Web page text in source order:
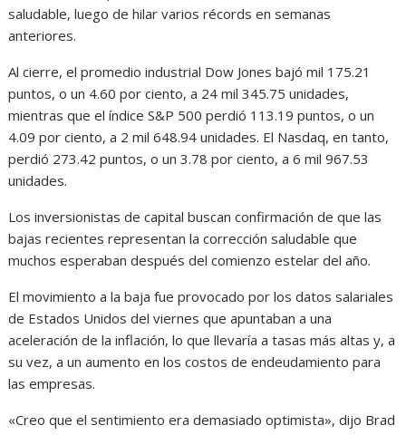
saludable, luego de hilar varios récords en semanas
anteriores.
Al cierre, el promedio industrial Dow Jones bajó mil 175.21
puntos, o un 4.60 por ciento, a 24 mil 345.75 unidades,
mientras que el índice S&P 500 perdió 113.19 puntos, o un
4.09 por ciento, a 2 mil 648.94 unidades. El Nasdaq, en tanto,
perdió 273.42 puntos, o un 3.78 por ciento, a 6 mil 967.53
unidades.
Los inversionistas de capital buscan confirmación de que las
bajas recientes representan la corrección saludable que
muchos esperaban después del comienzo estelar del año.
El movimiento a la baja fue provocado por los datos salariales
de Estados Unidos del viernes que apuntaban a una
aceleración de la inflación, lo que llevaría a tasas más altas y, a
su vez, a un aumento en los costos de endeudamiento para
las empresas.
«Creo que el sentimiento era demasiado optimista», dijo Brad